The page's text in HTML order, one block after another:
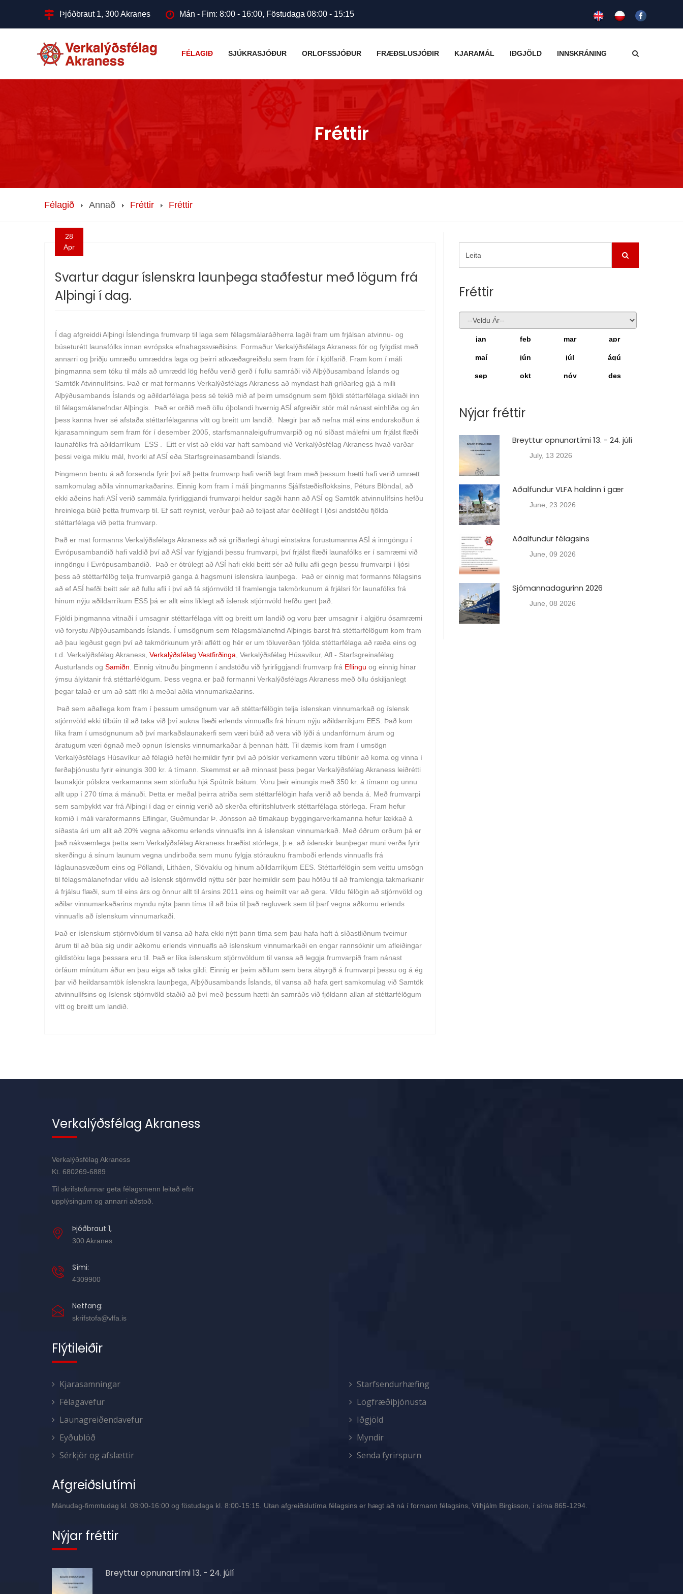
Þjóðbraut 1, 300 Akranes Mán - Fim: 8:00 - 16:00, Föstudaga 08:00 - 15:15
FÉLAGIÐ SJÚKRASJÓÐUR ORLOFSSJÓÐUR FRÆÐSLUSJÓÐIR KJARAMÁL IÐGJÖLD INNSKRÁNING
Fréttir
Félagið Annað Fréttir Fréttir
28
Apr
Svartur dagur íslenskra launþega staðfestur með lögum frá
Alþingi í dag.
Í dag afgreiddi Alþingi Íslendinga frumvarp til laga sem félagsmálaráðherra lagði fram um frjálsan atvinnu- og
búseturétt launafólks innan evrópska efnahagssvæðisins. Formaður Verkalýðsfélags Akraness fór og fylgdist með
annarri og þriðju umræðu umræddra laga og þeirri atkvæðagreiðslu sem fram fór í kjölfarið. Fram kom í máli
þingmanna sem tóku til máls að umrædd lög hefðu verið gerð í fullu samráði við Alþýðusamband Íslands og
Samtök Atvinnulífsins. Það er mat formanns Verkalýðsfélags Akraness að myndast hafi gríðarleg gjá á milli
Alþýðusambands Íslands og aðildarfélaga þess sé tekið mið af þeim umsögnum sem fjöldi stéttarfélaga skilaði inn
til félagsmálanefndar Alþingis. Það er orðið með öllu óþolandi hvernig ASÍ afgreiðir stór mál nánast einhliða og án
þess kanna hver sé afstaða stéttarfélaganna vítt og breitt um landið. Nægir þar að nefna mál eins endurskoðun á
kjarasamningum sem fram fór í desember 2005, starfsmannaleigufrumvarpið og nú síðast málefni um frjálst flæði
launafólks frá aðildarríkum ESS . Eitt er víst að ekki var haft samband við Verkalýðsfélag Akraness hvað varðar
þessi veiga miklu mál, hvorki af ASÍ eða Starfsgreinasambandi Íslands.
Þingmenn bentu á að forsenda fyrir því að þetta frumvarp hafi verið lagt fram með þessum hætti hafi verið umrætt
samkomulag aðila vinnumarkaðarins. Einnig kom fram í máli þingmanns Sjálfstæðisflokksins, Péturs Blöndal, að
ekki aðeins hafi ASÍ verið sammála fyrirliggjandi frumvarpi heldur sagði hann að ASÍ og Samtök atvinnulífsins hefðu
hreinlega búið þetta frumvarp til. Ef satt reynist, verður það að teljast afar óeðlilegt í ljósi andstöðu fjölda
stéttarfélaga við þetta frumvarp.
Það er mat formanns Verkalýðsfélags Akraness að sá gríðarlegi áhugi einstakra forustumanna ASÍ á inngöngu í
Evrópusambandið hafi valdið því að ASÍ var fylgjandi þessu frumvarpi, því frjálst flæði launafólks er í samræmi við
inngöngu í Evrópusambandið. Það er ótrúlegt að ASÍ hafi ekki beitt sér að fullu afli gegn þessu frumvarpi í ljósi
þess að stéttarfélög telja frumvarpið ganga á hagsmuni íslenskra launþega. Það er einnig mat formanns félagsins
að ef ASÍ hefði beitt sér að fullu afli í því að fá stjórnvöld til framlengja takmörkunum á frjálsri för launafólks frá
hinum nýju aðildarríkum ESS þá er allt eins líklegt að íslensk stjórnvöld hefðu gert það.
Fjöldi þingmanna vitnaði í umsagnir stéttarfélaga vítt og breitt um landið og voru þær umsagnir í algjöru ósamræmi
við forystu Alþýðusambands Íslands. Í umsögnum sem félagsmálanefnd Alþingis barst frá stéttarfélögum kom fram
að þau legðust gegn því að takmörkunum yrði aflétt og hér er um töluverðan fjölda stéttarfélaga að ræða eins og
t.d. Verkalýðsfélag Akraness, Verkalýðsfélag Vestfirðinga , Verkalýðsfélag Húsavíkur, Afl - Starfsgreinafélag
Austurlands og Samiðn . Einnig vitnuðu þingmenn í andstöðu við fyrirliggjandi frumvarp frá Eflingu og einnig hinar
ýmsu ályktanir frá stéttarfélögum. Þess vegna er það formanni Verkalýðsfélags Akraness með öllu óskiljanlegt
þegar talað er um að sátt ríki á meðal aðila vinnumarkaðarins.
Það sem aðallega kom fram í þessum umsögnum var að stéttarfélögin telja íslenskan vinnumarkað og íslensk
stjórnvöld ekki tilbúin til að taka við því aukna flæði erlends vinnuafls frá hinum nýju aðildarríkjum EES. Það kom
líka fram í umsögnunum að því markaðslaunakerfi sem væri búið að vera við lýði á undanförnum árum og
áratugum væri ógnað með opnun íslensks vinnumarkaðar á þennan hátt. Til dæmis kom fram í umsögn
Verkalýðsfélags Húsavíkur að félagið hefði heimildir fyrir því að pólskir verkamenn væru tilbúnir að koma og vinna í
ferðaþjónustu fyrir einungis 300 kr. á tímann. Skemmst er að minnast þess þegar Verkalýðsfélag Akraness leiðrétti
launakjör pólskra verkamanna sem störfuðu hjá Spútnik bátum. Voru þeir einungis með 350 kr. á tímann og unnu
allt upp í 270 tíma á mánuði. Þetta er meðal þeirra atriða sem stéttarfélögin hafa verið að benda á. Með frumvarpi
sem samþykkt var frá Alþingi í dag er einnig verið að skerða eftirlitshlutverk stéttarfélaga stórlega. Fram hefur
komið í máli varaformanns Eflingar, Guðmundar Þ. Jónsson að tímakaup byggingarverkamanna hefur lækkað á
síðasta ári um allt að 20% vegna aðkomu erlends vinnuafls inn á íslenskan vinnumarkað. Með öðrum orðum þá er
það nákvæmlega þetta sem Verkalýðsfélag Akraness hræðist stórlega, þ.e. að íslenskir launþegar muni verða fyrir
skerðingu á sínum launum vegna undirboða sem munu fylgja stórauknu framboði erlends vinnuafls frá
láglaunasvæðum eins og Póllandi, Litháen, Slóvakíu og hinum aðildarríkjum EES. Stéttarfélögin sem veittu umsögn
til félagsmálanefndar vildu að íslensk stjórnvöld nýttu sér þær heimildir sem þau höfðu til að framlengja takmarkanir
á frjálsu flæði, sum til eins árs og önnur allt til ársins 2011 eins og heimilt var að gera. Vildu félögin að stjórnvöld og
aðilar vinnumarkaðarins myndu nýta þann tíma til að búa til það regluverk sem til þarf vegna aðkomu erlends
vinnuafls að íslenskum vinnumarkaði.
Það er íslenskum stjórnvöldum til vansa að hafa ekki nýtt þann tíma sem þau hafa haft á síðastliðnum tveimur
árum til að búa sig undir aðkomu erlends vinnuafls að íslenskum vinnumarkaði en engar rannsóknir um afleiðingar
gildistöku laga þessara eru til. Það er líka íslenskum stjórnvöldum til vansa að leggja frumvarpið fram nánast
örfáum mínútum áður en þau eiga að taka gildi. Einnig er þeim aðilum sem bera ábyrgð á frumvarpi þessu og á ég
þar við heildarsamtök íslenskra launþega, Alþýðusambands Íslands, til vansa að hafa gert samkomulag við Samtök
atvinnulífsins og íslensk stjórnvöld staðið að því með þessum hætti án samráðs við fjöldann allan af stéttarfélögum
vítt og breitt um landið.
Fréttir
jan feb mar apr
maí jún júl ágú
sep okt nóv des
Nýjar fréttir
Breyttur opnunartími 13. - 24. júlí
July, 13 2026
Aðalfundur VLFA haldinn í gær
June, 23 2026
Aðalfundur félagsins
June, 09 2026
Sjómannadagurinn 2026
June, 08 2026
Verkalýðsfélag Akraness
Verkalýðsfélag Akraness
Kt. 680269-6889
Til skrifstofunnar geta félagsmenn leitað eftir
upplýsingum og annarri aðstoð.
Þjóðbraut 1,
300 Akranes
Sími:
4309900
Netfang:
skrifstofa@vlfa.is
Flýtileiðir
Kjarasamningar
Félagavefur
Launagreiðendavefur
Eyðublöð
Sérkjör og afslættir
Starfsendurhæfing
Lögfræðiþjónusta
Iðgjöld
Myndir
Senda fyrirspurn
Afgreiðslutími
Mánudag-fimmtudag kl. 08:00-16:00 og föstudaga kl. 8:00-15:15. Utan afgreiðslutíma félagsins er hægt að ná í formann félagsins, Vilhjálm Birgisson, í síma 865-1294.
Nýjar fréttir
Breyttur opnunartími 13. - 24. júlí